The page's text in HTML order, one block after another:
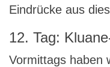
Eindrücke aus
12. Tag:
Vormittags haben